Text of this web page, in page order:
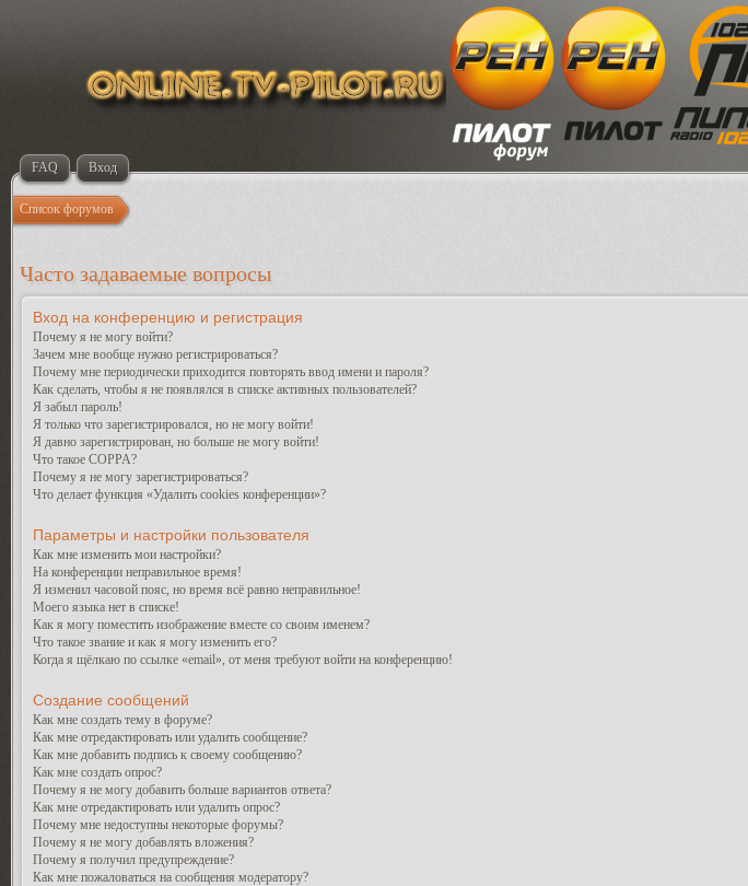
FAQ Вход
Список форумов
Часто задаваемые вопросы
Вход на конференцию и регистрация
Почему я не могу войти?
Зачем мне вообще нужно регистрироваться?
Почему мне периодически приходится повторять ввод имени и пароля?
Как сделать, чтобы я не появлялся в списке активных пользователей?
Я забыл пароль!
Я только что зарегистрировался, но не могу войти!
Я давно зарегистрирован, но больше не могу войти!
Что такое COPPA?
Почему я не могу зарегистрироваться?
Что делает функция «Удалить cookies конференции»?
Параметры и настройки пользователя
Как мне изменить мои настройки?
На конференции неправильное время!
Я изменил часовой пояс, но время всё равно неправильное!
Моего языка нет в списке!
Как я могу поместить изображение вместе со своим именем?
Что такое звание и как я могу изменить его?
Когда я щёлкаю по ссылке «email», от меня требуют войти на конференцию!
Создание сообщений
Как мне создать тему в форуме?
Как мне отредактировать или удалить сообщение?
Как мне добавить подпись к своему сообщению?
Как мне создать опрос?
Почему я не могу добавить больше вариантов ответа?
Как мне отредактировать или удалить опрос?
Почему мне недоступны некоторые форумы?
Почему я не могу добавлять вложения?
Почему я получил предупреждение?
Как мне пожаловаться на сообщения модератору?